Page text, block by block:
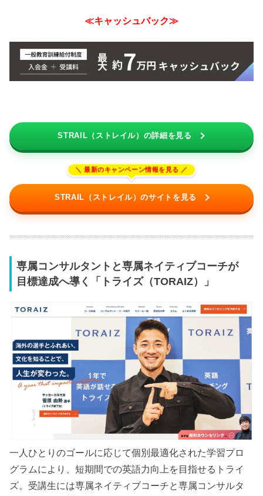
≪キャッシュバック≫
STRAIL（ストレイル）の詳細を見る
STRAIL（ストレイル）のサイトを見る
専属コンサルタントと専属ネイティブコーチが
目標達成へ導く「トライズ（TORAIZ）」
一人ひとりのゴールに応じて個別最適化された学習プロ
グラムにより、短期間での英語力向上を目指せるトライ
ズ。受講生には専属ネイティブコーチと専属コンサルタ